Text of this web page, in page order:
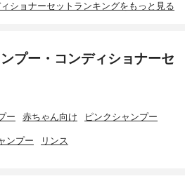
ショナーセットランキングをもっと見る
プー・コンディショナーセ
ー 赤ちゃん向け ピンクシャンプー
ンプー リンス